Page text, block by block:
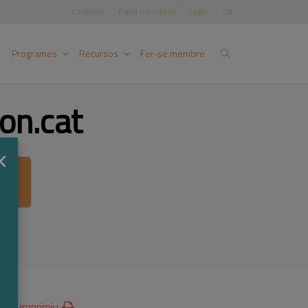
Contacte Espai membres Login CA
Programes Recursos Fer-se membre